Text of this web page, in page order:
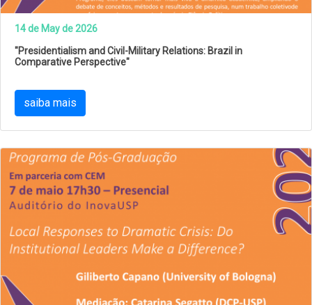
14 de May de 2026
"Presidentialism and Civil-Military Relations: Brazil in
Comparative Perspective"
saiba mais